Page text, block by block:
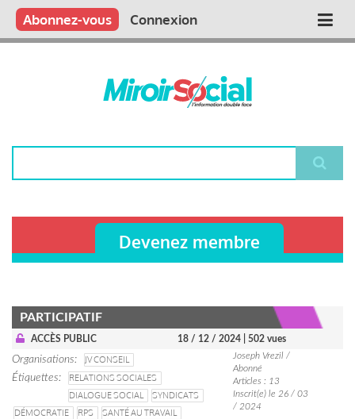
Aller
contenu
Main
Qui sommes nous ?
Vous publiez
Nous publions
Contactez-nous
Abonnez-vous Connexion
Devenez membre
PARTICIPATIF
ACCÈS PUBLIC 18 / 12 / 2024 | 502 vues
Organisations
JV CONSEIL
Étiquettes
RELATIONS SOCIALES
DIALOGUE SOCIAL
SYNDICATS
DÉMOCRATIE
RPS SANTÉ AU TRAVAIL
Joseph Vrezil /
Abonné
Articles : 13
Inscrit(e) le 26 / 03
/ 2024